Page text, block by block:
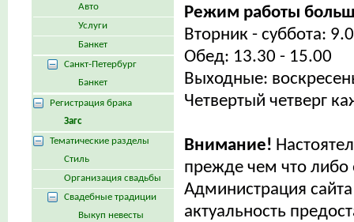
Режим работы
Вторник - суббота:
Обед: 13.30 - 15.00
Выходные:
Четвертый четверг
Внимание!
прежде чем что либо
Администрация сайта
актуальность
Авто
Услуги
Банкет
Санкт-Петербург
Банкет
Регистрация брака
Загс
Тематические разделы
Стиль
Организация свадьбы
Свадебные традиции
Выкуп невесты